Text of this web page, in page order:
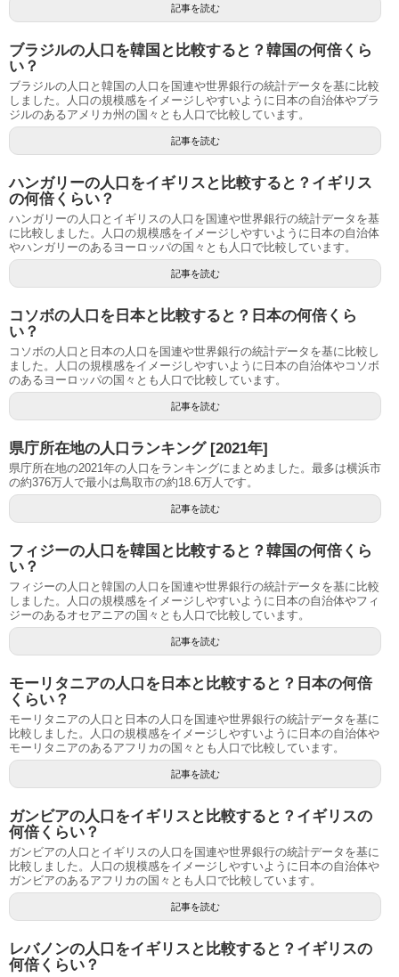
記事を読む
ブラジルの人口を韓国と比較すると？韓国の何倍くら
い？
ブラジルの人口と韓国の人口を国連や世界銀行の統計データを基に比較
しました。人口の規模感をイメージしやすいように日本の自治体やブラ
ジルのあるアメリカ州の国々とも人口で比較しています。
記事を読む
ハンガリーの人口をイギリスと比較すると？イギリス
の何倍くらい？
ハンガリーの人口とイギリスの人口を国連や世界銀行の統計データを基
に比較しました。人口の規模感をイメージしやすいように日本の自治体
やハンガリーのあるヨーロッパの国々とも人口で比較しています。
記事を読む
コソボの人口を日本と比較すると？日本の何倍くら
い？
コソボの人口と日本の人口を国連や世界銀行の統計データを基に比較し
ました。人口の規模感をイメージしやすいように日本の自治体やコソボ
のあるヨーロッパの国々とも人口で比較しています。
記事を読む
県庁所在地の人口ランキング [2021年]
県庁所在地の2021年の人口をランキングにまとめました。最多は横浜市
の約376万人で最小は鳥取市の約18.6万人です。
記事を読む
フィジーの人口を韓国と比較すると？韓国の何倍くら
い？
フィジーの人口と韓国の人口を国連や世界銀行の統計データを基に比較
しました。人口の規模感をイメージしやすいように日本の自治体やフィ
ジーのあるオセアニアの国々とも人口で比較しています。
記事を読む
モーリタニアの人口を日本と比較すると？日本の何倍
くらい？
モーリタニアの人口と日本の人口を国連や世界銀行の統計データを基に
比較しました。人口の規模感をイメージしやすいように日本の自治体や
モーリタニアのあるアフリカの国々とも人口で比較しています。
記事を読む
ガンビアの人口をイギリスと比較すると？イギリスの
何倍くらい？
ガンビアの人口とイギリスの人口を国連や世界銀行の統計データを基に
比較しました。人口の規模感をイメージしやすいように日本の自治体や
ガンビアのあるアフリカの国々とも人口で比較しています。
記事を読む
レバノンの人口をイギリスと比較すると？イギリスの
何倍くらい？